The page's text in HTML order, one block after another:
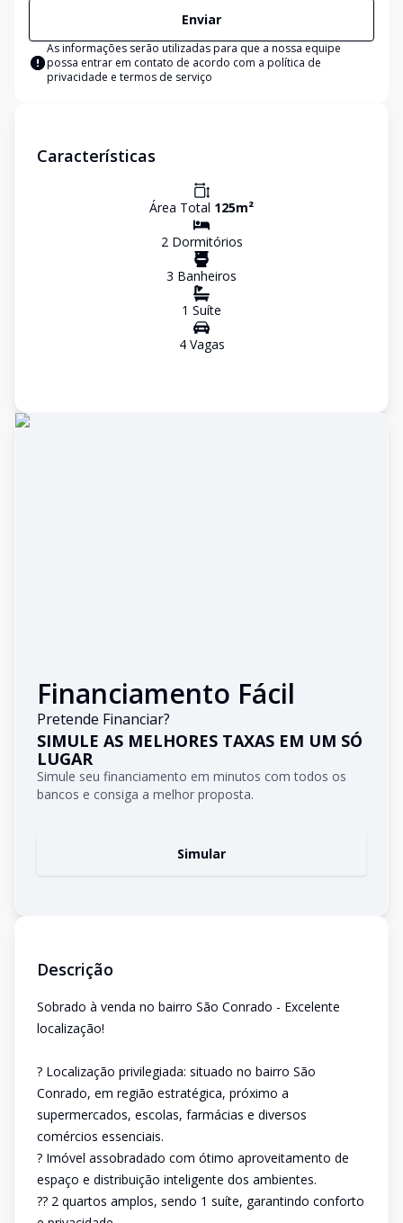
Enviar
As informações serão utilizadas para que a nossa equipe
possa entrar em contato de acordo com a política de
privacidade e termos de serviço
Características
Área Total 125m²
2Dormitórios
3 Banheiros
1 Suíte
4Vagas
Financiamento Fácil
Pretende Financiar?
SIMULE AS MELHORES TAXAS EM UM SÓ
LUGAR
Simule seu financiamento em minutos com todos os
bancos e consiga a melhor proposta.
Simular
Descrição
Sobrado à venda no bairro São Conrado - Excelente
localização!
? Localização privilegiada: situado no bairro São
Conrado, em região estratégica, próximo a
supermercados, escolas, farmácias e diversos
comércios essenciais.
? Imóvel assobradado com ótimo aproveitamento de
espaço e distribuição inteligente dos ambientes.
?? 2 quartos amplos, sendo 1 suíte, garantindo conforto